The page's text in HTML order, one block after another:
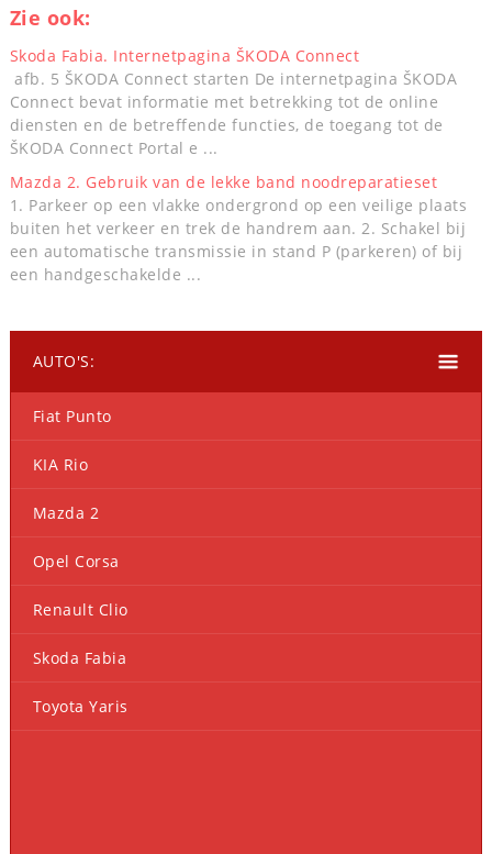
Zie ook:
Skoda Fabia. Internetpagina ŠKODA Connect
afb. 5 ŠKODA Connect starten De internetpagina ŠKODA
Connect bevat informatie met betrekking tot de online
diensten en de betreffende functies, de toegang tot de
ŠKODA Connect Portal e ...
Mazda 2. Gebruik van de lekke band noodreparatieset
1. Parkeer op een vlakke ondergrond op een veilige plaats
buiten het verkeer en trek de handrem aan. 2. Schakel bij
een automatische transmissie in stand P (parkeren) of bij
een handgeschakelde ...
AUTO'S:
Fiat Punto
KIA Rio
Mazda 2
Opel Corsa
Renault Clio
Skoda Fabia
Toyota Yaris